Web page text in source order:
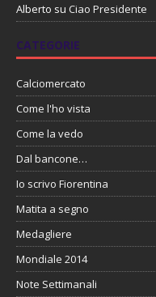
Alberto su Ciao Presidente
CATEGORIE
Calciomercato
Come l'ho vista
Come la vedo
Dal bancone…
Io scrivo Fiorentina
Matita a segno
Medagliere
Mondiale 2014
Note Settimanali